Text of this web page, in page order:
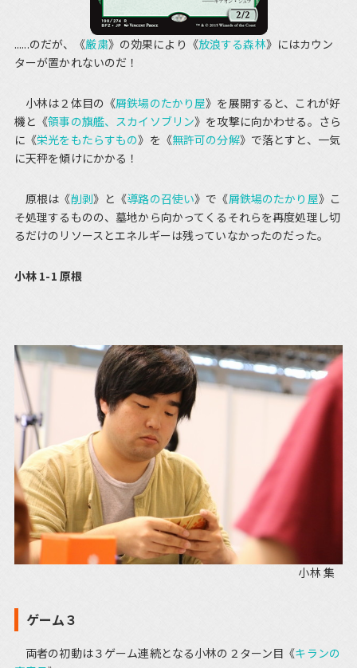
......のだが、《厳粛》の効果により《放浪する森林》にはカウン
ターが置かれないのだ！
小林は２体目の《屑鉄場のたかり屋》を展開すると、これが好
機と《領事の旗艦、スカイソブリン》を攻撃に向かわせる。さら
に《栄光をもたらすもの》を《無許可の分解》で落とすと、一気
に天秤を傾けにかかる！
原根は《削剥》と《導路の召使い》で《屑鉄場のたかり屋》こ
そ処理するものの、墓地から向かってくるそれらを再度処理し切
るだけのリソースとエネルギーは残っていなかったのだった。
小林 1-1 原根
小林 集
ゲーム３
両者の初動は３ゲーム連続となる小林の２ターン目《キランの